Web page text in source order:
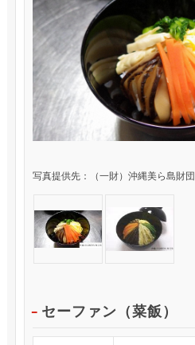
写真提供先：（一財）沖縄美ら島財団
セーファン（菜飯）